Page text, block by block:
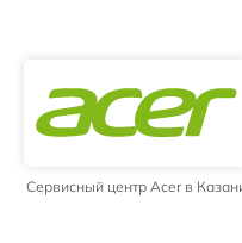
Сервисный центр Acer в